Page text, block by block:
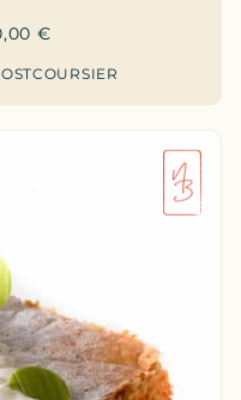
€
COURSIER